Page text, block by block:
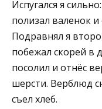
Испугался я
полизал валенок и
Подравнял я
побежал скорей в
посолил и отнёс
шерсти. Верблюд
съел хлеб.